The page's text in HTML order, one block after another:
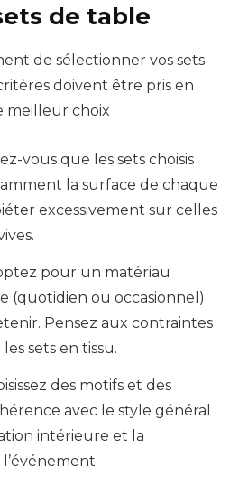
de table
de sélectionner vos sets
doivent être pris en
meilleur choix :
vous que les sets choisis
la surface de chaque
excessivement sur celles
pour un matériau
(quotidien ou occasionnel)
Pensez aux contraintes
sets en tissu.
des motifs et des
avec le style général
intérieure et la